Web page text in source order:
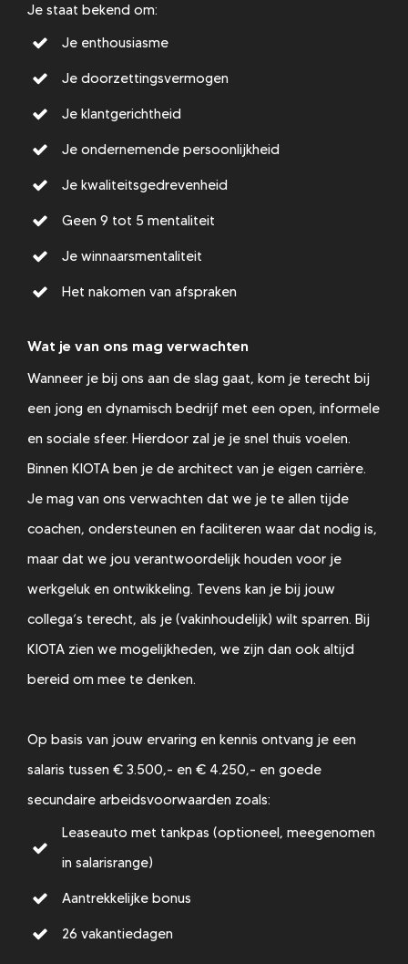
Je staat bekend om:
Je enthousiasme
Je doorzettingsvermogen
Je klantgerichtheid
Je ondernemende persoonlijkheid
Je kwaliteitsgedrevenheid
Geen 9 tot 5 mentaliteit
Je winnaarsmentaliteit
Het nakomen van afspraken
Wat je van ons mag verwachten
Wanneer je bij ons aan de slag gaat, kom je terecht bij
een jong en dynamisch bedrijf met een open, informele
en sociale sfeer. Hierdoor zal je je snel thuis voelen.
Binnen KIOTA ben je de architect van je eigen carrière.
Je mag van ons verwachten dat we je te allen tijde
coachen, ondersteunen en faciliteren waar dat nodig is,
maar dat we jou verantwoordelijk houden voor je
werkgeluk en ontwikkeling. Tevens kan je bij jouw
collega’s terecht, als je (vakinhoudelijk) wilt sparren. Bij
KIOTA zien we mogelijkheden, we zijn dan ook altijd
bereid om mee te denken.
Op basis van jouw ervaring en kennis ontvang je een
salaris tussen € 3.500,- en € 4.250,- en goede
secundaire arbeidsvoorwaarden zoals:
Leaseauto met tankpas (optioneel, meegenomen
in salarisrange)
Aantrekkelijke bonus
26 vakantiedagen